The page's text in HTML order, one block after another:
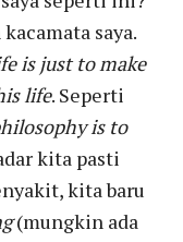
saya.
is just to make
life. Seperti
is to
kita pasti
kita baru
(mungkin ada